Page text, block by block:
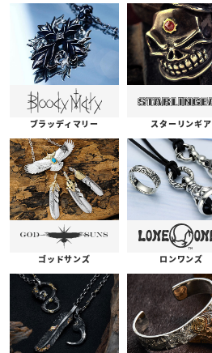
ブラッディマリー スターリンギア
ゴッドサンズ ロンワンズ